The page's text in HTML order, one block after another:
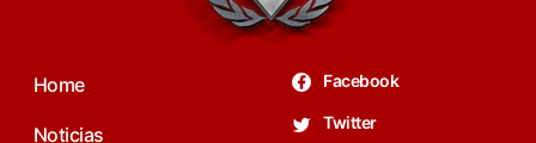
Home
Noticias
Facebook
Twitter